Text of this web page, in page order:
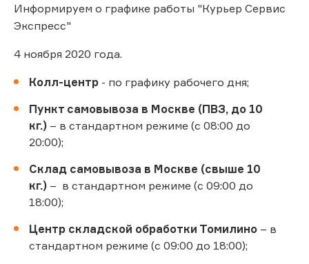
Информируем о графике работы "Курьер Сервис
Экспресс"
4 ноября 2020 года.
Колл-центр - по графику рабочего дня;
Пункт самовывоза в Москве (ПВЗ, до 10
кг.) – в стандартном режиме (с 08:00 до
20:00);
Склад самовывоза в Москве (свыше 10
кг.) – в стандартном режиме (с 09:00 до
18:00);
Центр складской обработки Томилино – в
стандартном режиме (с 09:00 до 18:00);